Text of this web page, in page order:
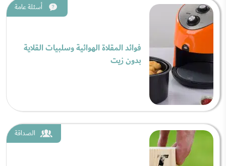
أسئلة عامة
فوائد المقلاة الهوائية وسلبيات القلاية
بدون زيت
الصداقة